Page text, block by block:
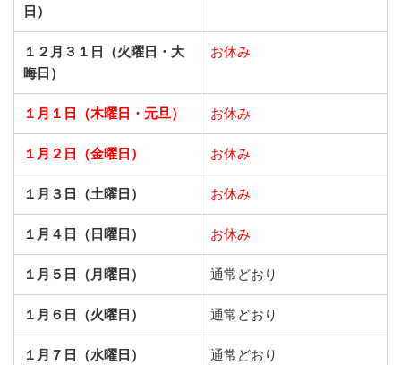
日）
１２月３１日（火曜日・大
晦日）
お休み
１月１日（木曜日・元旦） お休み
１月２日（金曜日） お休み
１月３日（土曜日） お休み
１月４日（日曜日） お休み
１月５日（月曜日） 通常どおり
１月６日（火曜日） 通常どおり
１月７日（水曜日） 通常どおり